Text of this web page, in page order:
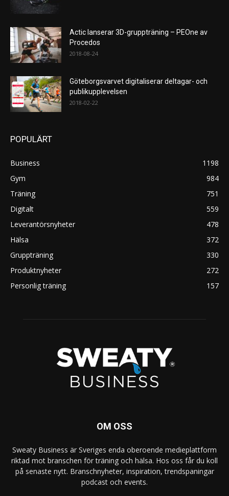
Actic lanserar 3D-gruppträning – PEOne av
Procedos
2018-08-24
Göteborgsvarvet digitaliserar deltagar- och
publikupplevelsen
2018-02-22
POPULÄRT
Business
1198
Gym
984
Träning
751
Digitalt
559
Leverantörsnyheter
478
Hälsa
372
Gruppträning
330
Produktnyheter
272
Personlig träning
157
OM OSS
Sweaty Business är Sveriges enda oberoende medieplattform
riktad mot branschen för träning och hälsa. Hos oss får du koll
på senaste nytt. Branschnyheter, inspiration, trendspaningar
podcast och events.